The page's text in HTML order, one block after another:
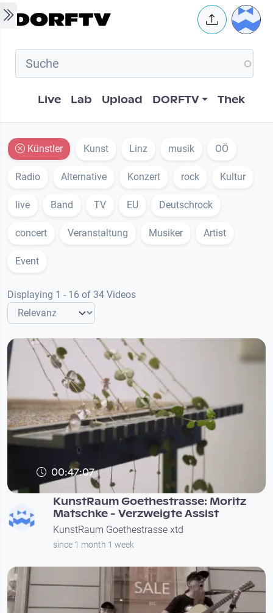
Skip to main content User
Hauptnavigation
Live Lab Upload DORFTV Thek
Künstler Kunst Linz musik OÖ
Radio Alternative Konzert rock Kultur
live Band TV EU Deutschrock
concert Veranstaltung Musiker Artist
Event
Displaying 1 - 16 of 34 Videos
00:47:07
KunstRaum Goethestrasse: Moritz
Matschke - Verzweigte Assist
KunstRaum Goethestrasse xtd
since 1 month 1 week